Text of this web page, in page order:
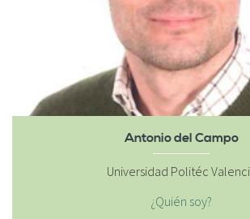
Antonio del Campo
Universidad Politéc
¿Quién soy?